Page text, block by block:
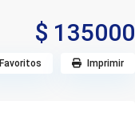
$ 135000
Favoritos Imprimir